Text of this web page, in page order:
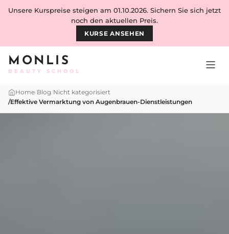
Skip to content
MONLIS
BEAUTY SCHOOL
Unsere Kurspreise steigen am 01.10.2026. Sichern Sie sich jetzt
noch den aktuellen Preis.
KURSE ANSEHEN
Home/Blog/Nicht kategorisiert
/Effektive Vermarktung von Augenbrauen-Dienstleistungen